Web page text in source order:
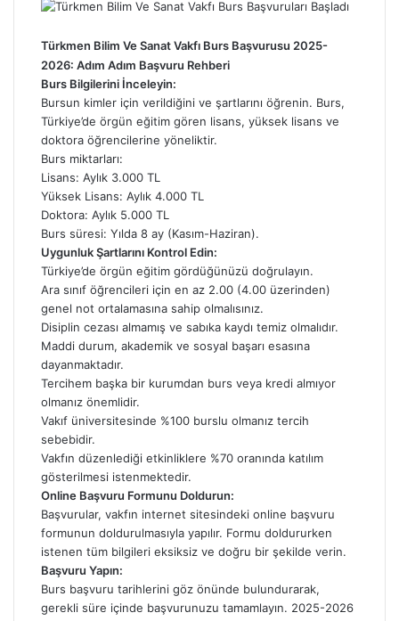
Türkmen Bilim Ve Sanat Vakfı Burs Başvurusu 2025-
2026: Adım Adım Başvuru Rehberi
Burs Bilgilerini İnceleyin:
Bursun kimler için verildiğini ve şartlarını öğrenin. Burs,
Türkiye’de örgün eğitim gören lisans, yüksek lisans ve
doktora öğrencilerine yöneliktir.
Burs miktarları:
Lisans: Aylık 3.000 TL
Yüksek Lisans: Aylık 4.000 TL
Doktora: Aylık 5.000 TL
Burs süresi: Yılda 8 ay (Kasım-Haziran).
Uygunluk Şartlarını Kontrol Edin:
Türkiye’de örgün eğitim gördüğünüzü doğrulayın.
Ara sınıf öğrencileri için en az 2.00 (4.00 üzerinden)
genel not ortalamasına sahip olmalısınız.
Disiplin cezası almamış ve sabıka kaydı temiz olmalıdır.
Maddi durum, akademik ve sosyal başarı esasına
dayanmaktadır.
Tercihem başka bir kurumdan burs veya kredi almıyor
olmanız önemlidir.
Vakıf üniversitesinde %100 burslu olmanız tercih
sebebidir.
Vakfın düzenlediği etkinliklere %70 oranında katılım
gösterilmesi istenmektedir.
Online Başvuru Formunu Doldurun:
Başvurular, vakfın internet sitesindeki online başvuru
formunun doldurulmasıyla yapılır. Formu doldururken
istenen tüm bilgileri eksiksiz ve doğru bir şekilde verin.
Başvuru Yapın:
Burs başvuru tarihlerini göz önünde bulundurarak,
gerekli süre içinde başvurunuzu tamamlayın. 2025-2026